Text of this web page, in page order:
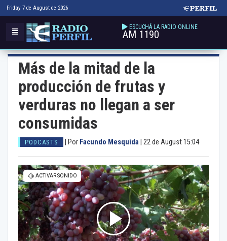
Friday 7 de August de 2026
ESCUCHÁ LA RADIO ONLINE
AM 1190
Más de la mitad de la
producción de frutas y
verduras no llegan a ser
consumidas
PODCASTS Por Facundo Mesquida 22 de August 15:04